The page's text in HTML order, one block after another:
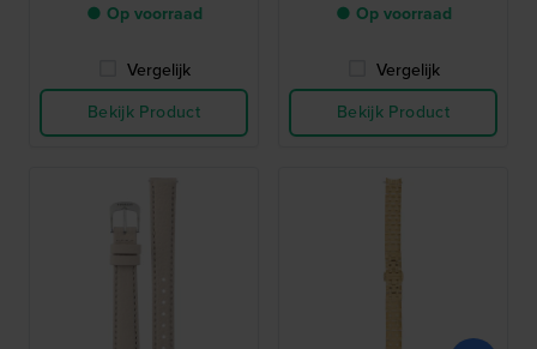
● Op voorraad
Vergelijk
Bekijk Product
● Op voorraad
Vergelijk
Bekijk Product